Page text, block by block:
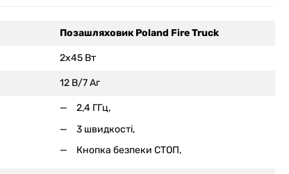
Позашляховик Poland Fire Truck
2x45 Вт
12 В/7 Аг
2,4 ГГц,
3 швидкості,
Кнопка безпеки СТОП,